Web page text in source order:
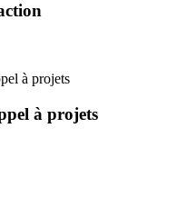
à projets
à projets